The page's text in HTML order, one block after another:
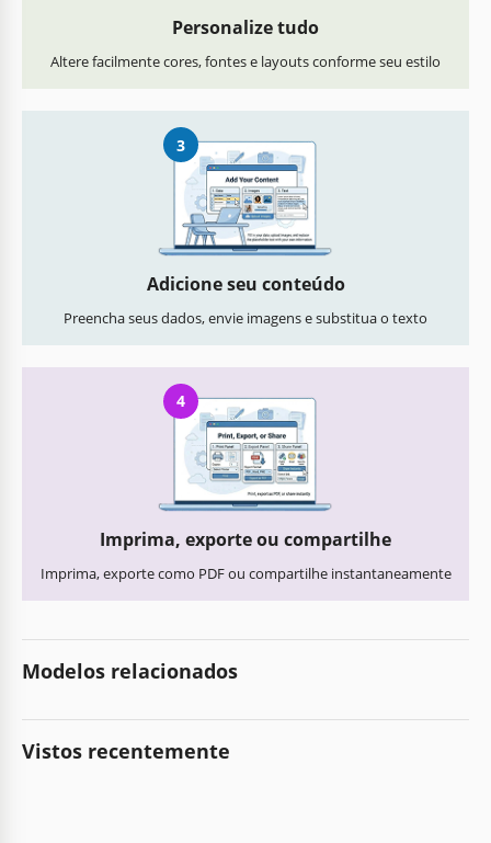
Personalize tudo
Altere facilmente cores, fontes e layouts conforme seu estilo
3
Adicione seu conteúdo
Preencha seus dados, envie imagens e substitua o texto
4
Imprima, exporte ou compartilhe
Imprima, exporte como PDF ou compartilhe instantaneamente
Modelos relacionados
Vistos recentemente